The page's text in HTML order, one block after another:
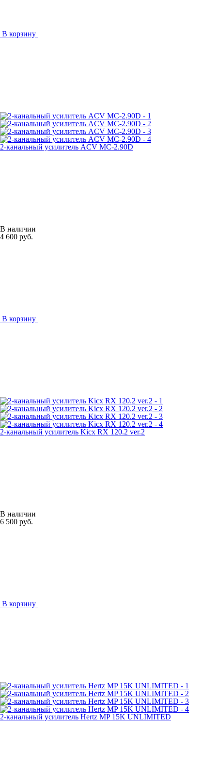
В корзину
2-канальный усилитель ACV MC-2.90D
В наличии
4 600 руб.
В корзину
2-канальный усилитель Kicx RX 120.2 ver.2
В наличии
6 500 руб.
В корзину
2-канальный усилитель Hertz MP 15K UNLIMITED